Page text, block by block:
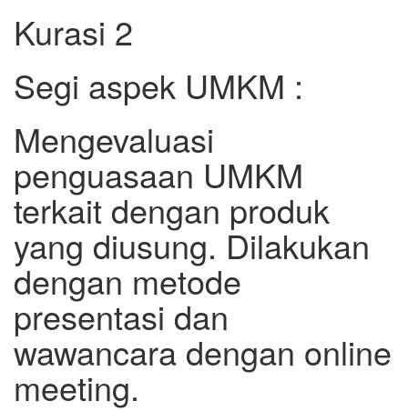
Kurasi 2
Segi aspek UMKM :
Mengevaluasi
penguasaan UMKM
terkait dengan produk
yang diusung. Dilakukan
dengan metode
presentasi dan
wawancara dengan online
meeting.